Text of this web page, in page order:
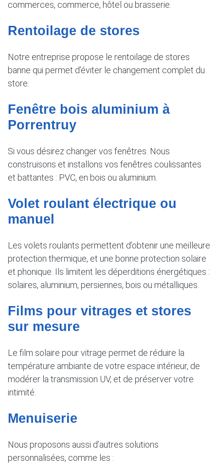
commerces, commerce, hôtel ou brasserie.
Rentoilage de stores
Notre entreprise propose le rentoilage de stores
banne qui permet d’éviter le changement complet du
store.
Fenêtre bois aluminium à
Porrentruy
Si vous désirez changer vos fenêtres. Nous
construisons et installons vos fenêtres coulissantes
et battantes : PVC, en bois ou aluminium.
Volet roulant électrique ou
manuel
Les volets roulants permettent d’obtenir une meilleure
protection thermique, et une bonne protection solaire
et phonique. Ils limitent les déperditions énergétiques :
solaires, aluminium, persiennes, bois ou métalliques.
Films pour vitrages et stores
sur mesure
Le film solaire pour vitrage permet de réduire la
température ambiante de votre espace intérieur, de
modérer la transmission UV, et de préserver votre
intimité.
Menuiserie
Nous proposons aussi d’autres solutions
personnalisées, comme les :